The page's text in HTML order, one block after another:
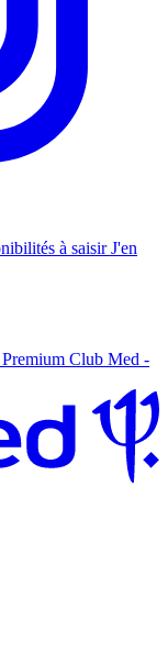
à saisirJ'en
Club Med -